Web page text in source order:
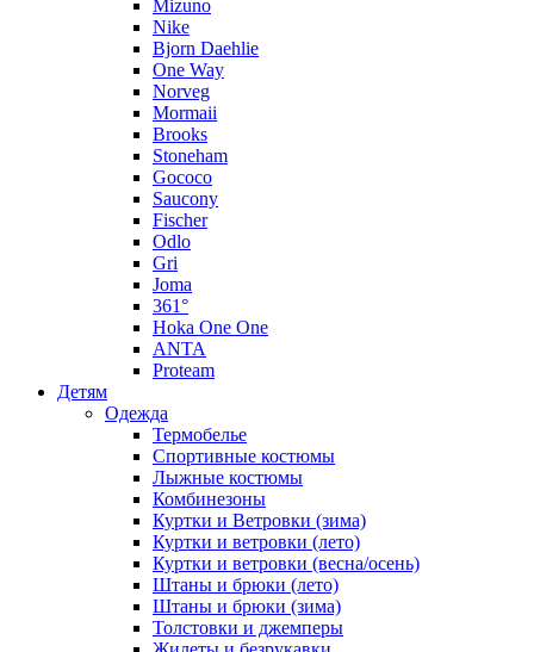
Mizuno
Nike
Bjorn Daehlie
One Way
Norveg
Mormaii
Brooks
Stoneham
Gococo
Saucony
Fischer
Odlo
Gri
Joma
361°
Hoka One One
ANTA
Proteam
Детям
Одежда
Термобелье
Спортивные костюмы
Лыжные костюмы
Комбинезоны
Куртки и Ветровки (зима)
Куртки и ветровки (лето)
Куртки и ветровки (весна/осень)
Штаны и брюки (лето)
Штаны и брюки (зима)
Толстовки и джемперы